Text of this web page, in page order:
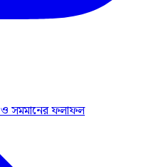
ও সমমানের ফলাফল